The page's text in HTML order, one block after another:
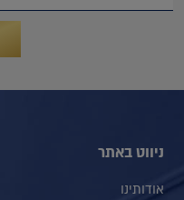
ניווט באתר
אודותינו